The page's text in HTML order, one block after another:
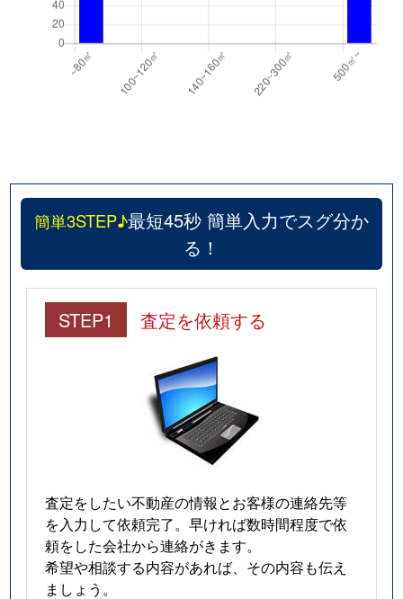
簡単3STEP♪最短45秒 簡単入力でスグ分か
る！
STEP1 査定を依頼する
査定をしたい不動産の情報とお客様の連絡先等
を入力して依頼完了。早ければ数時間程度で依
頼をした会社から連絡がきます。
希望や相談する内容があれば、その内容も伝え
ましょう。